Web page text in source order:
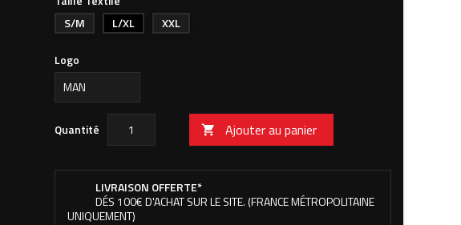
S/M
L/XL XXL
Logo
Quantité  Ajouter au panier
LIVRAISON OFFERTE*
DÉS 100€ D'ACHAT SUR LE SITE. (FRANCE MÉTROPOLITAINE
UNIQUEMENT)